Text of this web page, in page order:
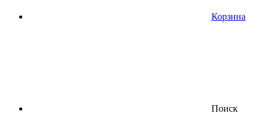
Корзина
Поиск